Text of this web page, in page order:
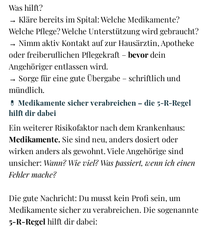
Was hilft?
→ Kläre bereits im Spital: Welche Medikamente?
Welche Pflege? Welche Unterstützung wird gebraucht?
→ Nimm aktiv Kontakt auf zur Hausärztin, Apotheke
oder freiberuflichen Pflegekraft – bevor dein
Angehöriger entlassen wird.
→ Sorge für eine gute Übergabe – schriftlich und
mündlich.
💊 Medikamente sicher verabreichen – die 5-R-Regel
hilft dir dabei
Ein weiterer Risikofaktor nach dem Krankenhaus:
Medikamente. Sie sind neu, anders dosiert oder
wirken anders als gewohnt. Viele Angehörige sind
unsicher: Wann? Wie viel? Was passiert, wenn ich einen
Fehler mache?
Die gute Nachricht: Du musst kein Profi sein, um
Medikamente sicher zu verabreichen. Die sogenannte
5-R-Regel hilft dir dabei: